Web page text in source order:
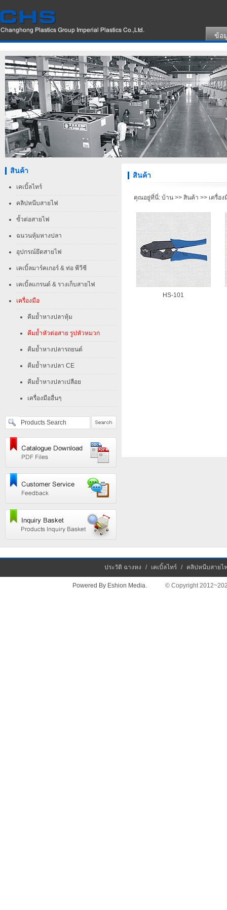
ข้อ
สินค้า
เคเบิ้ลไทร์
คลิปหนีบสายไฟ
ขั้วต่อสายไฟ
ฉนวนหุ้มหางปลา
อุปกรณ์ยึดสายไฟ
เคเบิ้ลมาร์คเกอร์ & ท่อ พีวีซี
เคเบิ้ลแกรนด์ & รางเก็บสายไฟ
เครื่องมือ
คีมย้ำหางปลาหุ้ม
คีมย้ำหัวต่อสาย รูปหัวหมวก
คีมย้ำหางปลารถยนต์
คีมย้ำหางปลา CE
คีมย้ำหางปลาเปลือย
เครื่องมืออื่นๆ
สินค้า
คุณอยู่ที่นี่: บ้าน >> สินค้า >> เครื่อง
HS-101
ประวัติ ฉางหง / เคเบิ้ลไทร์ / คลิปหนีบสายไ
Powered By Eshion Media. © Copyright 2012~2026